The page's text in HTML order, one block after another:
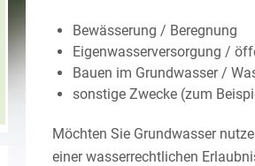
Bewässerung / Beregnung
Eigenwasserversorgung /
Bauen im Grundwasser /
sonstige Zwecke(zum
Möchten Sie Grundwasser
einer wasserrechtlichen